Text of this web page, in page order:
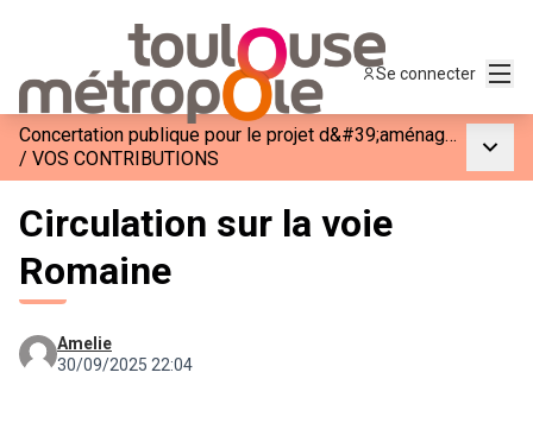
Se connecter
Concertation publique pour le projet d&#39;aménagement de la rue de la voie Romaine (M63J)
/ VOS CONTRIBUTIONS
Circulation sur la voie
Romaine
Amelie
30/09/2025 22:04